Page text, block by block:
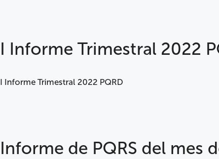
I Informe Trimestral 2022
I Informe Trimestral 2022 PQRD
Informe de PQRS del mes